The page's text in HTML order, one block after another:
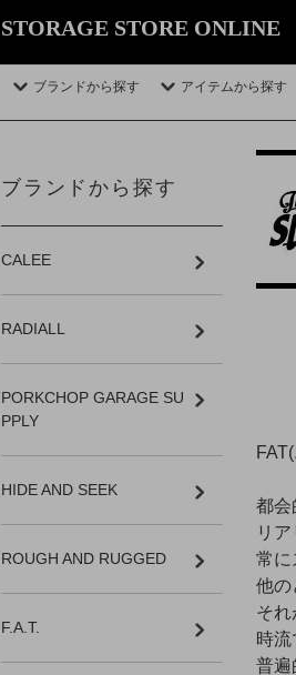
STORAGE STORE ONLINE
ブランドから探す アイテムから探す
都会
リ
常に
他の
それ
時
普遍
ブランドから探す
CALEE
RADIALL
PORKCHOP GARAGE SU
PPLY
HIDE AND SEEK
ROUGH AND RUGGED
F.A.T.